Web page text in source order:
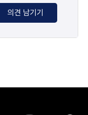
의견 남기기